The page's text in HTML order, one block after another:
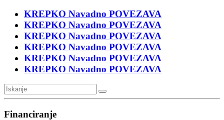
KREPKO Navadno POVEZAVA
KREPKO Navadno POVEZAVA
KREPKO Navadno POVEZAVA
KREPKO Navadno POVEZAVA
KREPKO Navadno POVEZAVA
KREPKO Navadno POVEZAVA
Financiranje